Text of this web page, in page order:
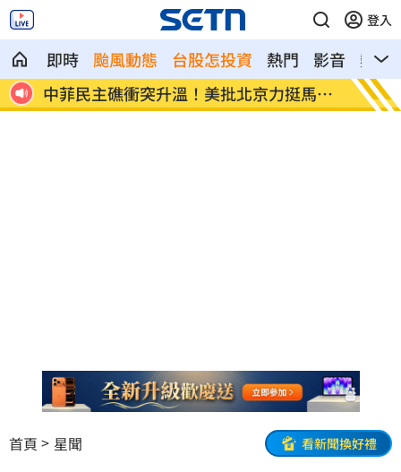
登入
即時 颱風動態 台股怎投資 熱門 影音
熱搜
！ 中菲民主礁衝突升溫！美批北京力挺馬尼
拉
徐巧
首頁 星聞 看新聞換好禮